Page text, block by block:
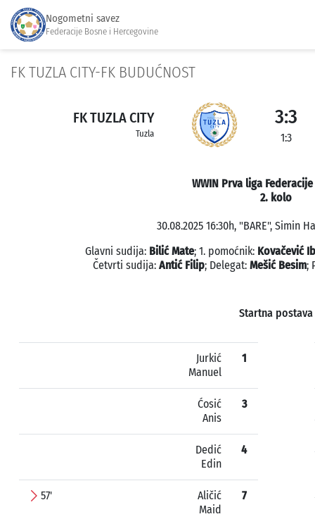
Nogometni savez
Federacije Bosne i Hercegovine
FK TUZLA CITY-FK BUDUĆNOST
FK TUZLA CITY
Tuzla
3:3
1:3
WWIN Prva liga
2. kolo
30.08.2025 16:30h, "BARE", Simin
Glavni sudija: Bilić Mate; 1. pomoćnik: Kovačević
Četvrti sudija: Antić Filip; Delegat: Mešić Besim;
Startna postava
Jurkić
Manuel
1
Ćosić
Anis
3
Dedić
Edin
4
57'
Aličić
Maid
7